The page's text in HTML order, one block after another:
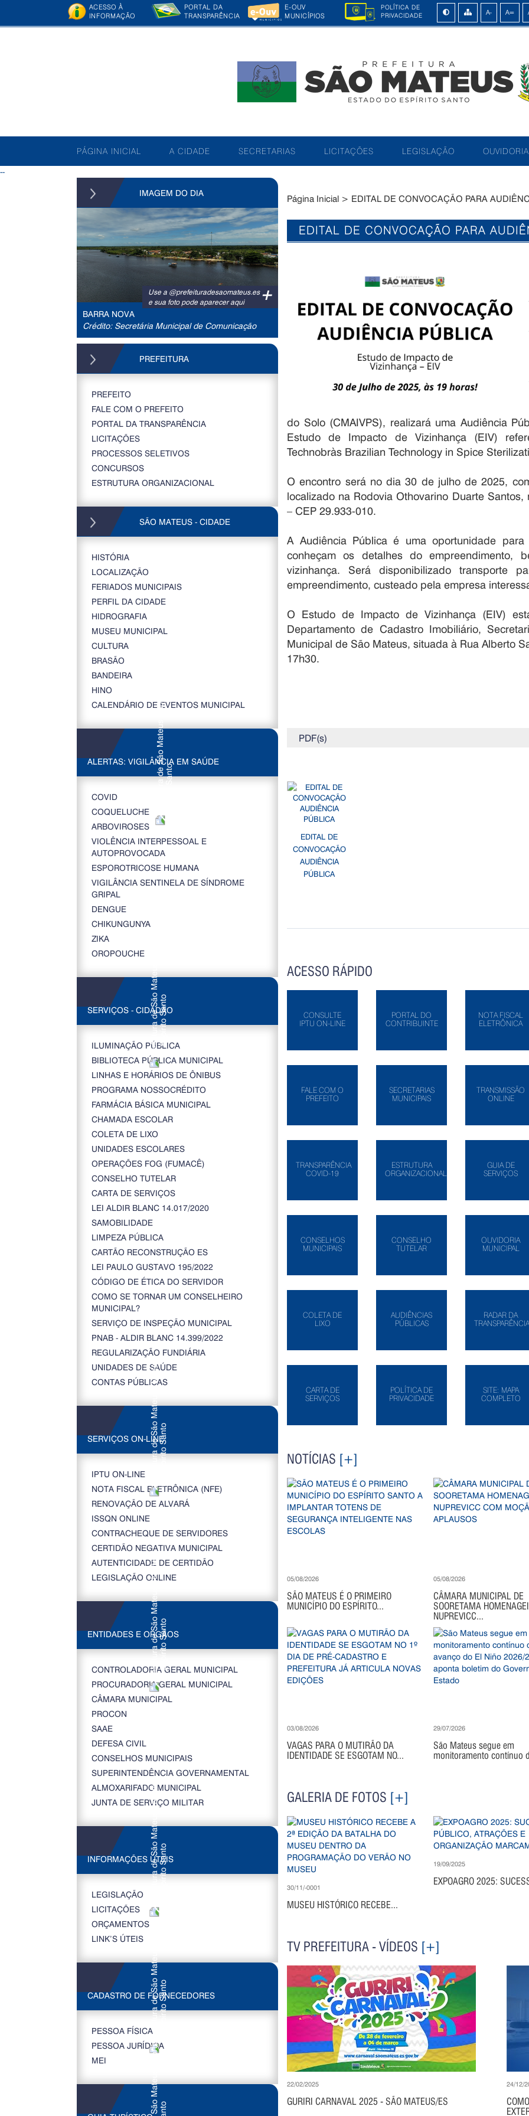
ACESSO À
INFORMAÇÃO
PORTAL DA
TRANSPARÊNCIA
E-OUV
MUNICÍPIOS
POLÍTICA DE
PRIVACIDADE
PÁGINA INICIAL A CIDADE SECRETARIAS LICITAÇÕES LEGISLAÇÃO OUVIDORIA
--
IMAGEM DO DIA
+
Use a @prefeituradesaomateus.es
e sua foto pode aparecer aqui
BARRA NOVA
Crédito: Secretária Municipal de Comunicação
PREFEITURA
PREFEITO
FALE COM O PREFEITO
PORTAL DA TRANSPARÊNCIA
LICITAÇÕES
PROCESSOS SELETIVOS
CONCURSOS
ESTRUTURA ORGANIZACIONAL
SÃO MATEUS - CIDADE
HISTÓRIA
LOCALIZAÇÃO
FERIADOS MUNICIPAIS
PERFIL DA CIDADE
HIDROGRAFIA
MUSEU MUNICIPAL
CULTURA
BRASÃO
BANDEIRA
HINO
CALENDÁRIO DE EVENTOS MUNICIPAL
ALERTAS: VIGILÂNCIA EM SAÚDE
COVID
COQUELUCHE
ARBOVIROSES
VIOLÊNCIA INTERPESSOAL E
AUTOPROVOCADA
ESPOROTRICOSE HUMANA
VIGILÂNCIA SENTINELA DE SÍNDROME
GRIPAL
DENGUE
CHIKUNGUNYA
ZIKA
OROPOUCHE
SERVIÇOS - CIDADÃO
ILUMINAÇÃO PÚBLICA
BIBLIOTECA PÚBLICA MUNICIPAL
LINHAS E HORÁRIOS DE ÔNIBUS
PROGRAMA NOSSOCRÉDITO
FARMÁCIA BÁSICA MUNICIPAL
CHAMADA ESCOLAR
COLETA DE LIXO
UNIDADES ESCOLARES
OPERAÇÕES FOG (FUMACÊ)
CONSELHO TUTELAR
CARTA DE SERVIÇOS
LEI ALDIR BLANC 14.017/2020
SAMOBILIDADE
LIMPEZA PÚBLICA
CARTÃO RECONSTRUÇÃO ES
LEI PAULO GUSTAVO 195/2022
CÓDIGO DE ÉTICA DO SERVIDOR
COMO SE TORNAR UM CONSELHEIRO
MUNICIPAL?
SERVIÇO DE INSPEÇÃO MUNICIPAL
PNAB - ALDIR BLANC 14.399/2022
REGULARIZAÇÃO FUNDIÁRIA
UNIDADES DE SAÚDE
CONTAS PÚBLICAS
SERVIÇOS ON-LINE
IPTU ON-LINE
NOTA FISCAL ELETRÔNICA (NFE)
RENOVAÇÃO DE ALVARÁ
ISSQN ONLINE
CONTRACHEQUE DE SERVIDORES
CERTIDÃO NEGATIVA MUNICIPAL
AUTENTICIDADE DE CERTIDÃO
LEGISLAÇÃO ONLINE
ENTIDADES E ORGÃOS
CONTROLADORIA GERAL MUNICIPAL
PROCURADORIA GERAL MUNICIPAL
CÂMARA MUNICIPAL
PROCON
SAAE
DEFESA CIVIL
CONSELHOS MUNICIPAIS
SUPERINTENDÊNCIA GOVERNAMENTAL
ALMOXARIFADO MUNICIPAL
JUNTA DE SERVIÇO MILITAR
INFORMAÇÕES ÚTEIS
LEGISLAÇÃO
LICITAÇÕES
ORÇAMENTOS
LINK’S ÚTEIS
CADASTRO DE FORNECEDORES
PESSOA FÍSICA
PESSOA JURÍDICA
MEI
Página Inicial > EDITAL DE CONVOCAÇÃO PARA
EDITAL DE CONVOCAÇÃO PARA
do Solo (CMAIVPS), realizará uma Audiência
Estudo de Impacto de Vizinhança (EIV)
Technobràs Brazilian Technology in Spice
O encontro será no dia 30 de julho de 2025,
localizado na Rodovia Othovarino Duarte
– CEP 29.933-010.
A Audiência Pública é uma oportunidade
conheçam os detalhes do empreendimento,
vizinhança. Será disponibilizado transporte
empreendimento, custeado pela empresa
O Estudo de Impacto de Vizinhança (EIV)
Departamento de Cadastro Imobiliário,
Municipal de São Mateus, situada à Rua Alberto
17h30.
PDF(s)
EDITAL DE
CONVOCAÇÃO
AUDIÊNCIA
PÚBLICA
ACESSO RÁPIDO
CONSULTE
IPTU ON-LINE
PORTAL DO
CONTRIBUINTE
NOTA FISCAL
ELETRÔNICA
FALE COM O
PREFEITO
SECRETARIAS
MUNICIPAIS
TRANSMISSÃO
ONLINE
TRANSPARÊNCIA
COVID-19
ESTRUTURA
ORGANIZACIONAL
GUIA DE
SERVIÇOS
CONSELHOS
MUNICIPAIS
CONSELHO
TUTELAR
OUVIDORIA
MUNICIPAL
COLETA DE
LIXO
AUDIÊNCIAS
PÚBLICAS
RADAR DA
TRANSPARÊNCIA
CARTA DE
SERVIÇOS
POLÍTICA DE
PRIVACIDADE
SITE: MAPA
COMPLETO
NOTÍCIAS [+]
05/08/2026
SÃO MATEUS É O PRIMEIRO
MUNICÍPIO DO ESPÍRITO...
05/08/2026
CÂMARA MUNICIPAL DE
SOORETAMA
NUPREVICC...
03/08/2026
VAGAS PARA O MUTIRÃO DA
IDENTIDADE SE ESGOTAM NO...
29/07/2026
São Mateus segue em
monitoramento contínuo
GALERIA DE FOTOS [+]
30/11/-0001
MUSEU HISTÓRICO RECEBE...
19/09/2025
EXPOAGRO 2025:
TV PREFEITURA - VÍDEOS [+]
22/02/2025
GURIRI CARNAVAL 2025 - SÃO MATEUS/ES
24/12/